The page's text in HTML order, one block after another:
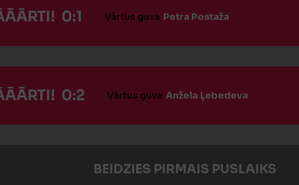
0:1 Vārtus guva Petra Postaža
0:2 Vārtus guva Anžela Ļebedeva
BEIDZIES PIRMAIS PUSLAIKS